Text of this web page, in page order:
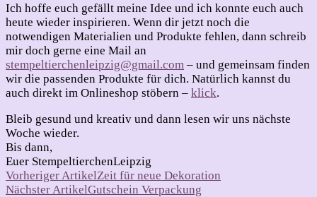
Ich hoffe euch gefällt meine Idee und ich konnte euch auch
heute wieder inspirieren. Wenn dir jetzt noch die
notwendigen Materialien und Produkte fehlen, dann schreib
mir doch gerne eine Mail an
stempeltierchenleipzig@gmail.com – und gemeinsam finden
wir die passenden Produkte für dich. Natürlich kannst du
auch direkt im Onlineshop stöbern – klick.
Bleib gesund und kreativ und dann lesen wir uns nächste
Woche wieder.
Bis dann,
Euer StempeltierchenLeipzig
Beitragsnavigation
Vorheriger ArtikelZeit für neue Dekoration
Nächster ArtikelGutschein Verpackung